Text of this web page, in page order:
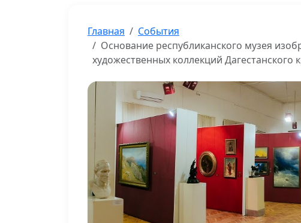
Главная
События
Основание республиканского музея
художественных коллекций Дагестанского